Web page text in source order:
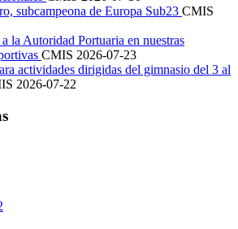
subcampeona de Europa Sub23 CMIS
la Autoridad Portuaria en nuestras
CMIS 2026-07-23
actividades dirigidas del gimnasio del 3 al
2026-07-22